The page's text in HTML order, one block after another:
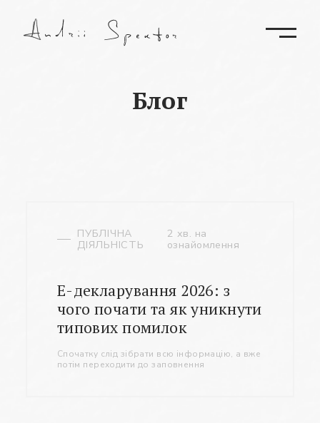
Блог
ПУБЛІЧНА
ДІЯЛЬНІСТЬ
2 хв. на
ознайомлення
Е-декларування 2026: з
чого почати та як уникнути
типових помилок
Cпочатку слід зібрати всю інформацію, а вже
потім переходити до заповнення